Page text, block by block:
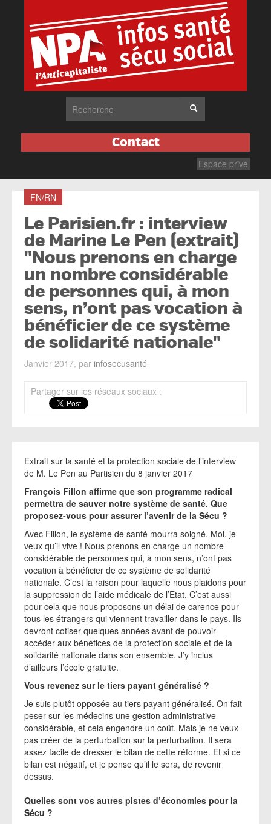
Contact
Espace privé
FN/RN
Le Parisien.fr : interview
de Marine Le Pen (extrait)
"Nous prenons en charge
un nombre considérable
de personnes qui, à mon
sens, n’ont pas vocation à
bénéficier de ce système
de solidarité nationale"
Janvier 2017, par infosecusanté
Partager sur les réseaux sociaux :
Extrait sur la santé et la protection sociale de l’interview
de M. Le Pen au Partisien du 8 janvier 2017
François Fillon affirme que son programme radical
permettra de sauver notre système de santé. Que
proposez-vous pour assurer l’avenir de la Sécu ?
Avec Fillon, le système de santé mourra soigné. Moi, je
veux qu’il vive ! Nous prenons en charge un nombre
considérable de personnes qui, à mon sens, n’ont pas
vocation à bénéficier de ce système de solidarité
nationale. C’est la raison pour laquelle nous plaidons pour
la suppression de l’aide médicale de l’Etat. C’est aussi
pour cela que nous proposons un délai de carence pour
tous les étrangers qui viennent travailler dans le pays. Ils
devront cotiser quelques années avant de pouvoir
accéder aux bénéfices de la protection sociale et de la
solidarité nationale dans son ensemble. J’y inclus
d’ailleurs l’école gratuite.
Vous revenez sur le tiers payant généralisé ?
Je suis plutôt opposée au tiers payant généralisé. On fait
peser sur les médecins une gestion administrative
considérable, et cela engendre un coût. Mais je ne veux
pas créer de la perturbation sur la perturbation. Il sera
assez facile de dresser le bilan de cette réforme. Et si ce
bilan est négatif, et je pense qu’il le sera, de revenir
dessus.
Quelles sont vos autres pistes d’économies pour la
Sécu ?